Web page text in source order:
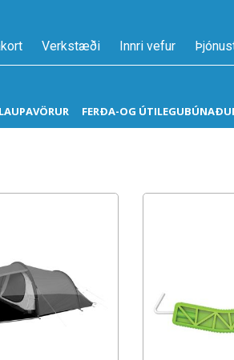
Verkstæði Innri vefur
FERÐA-OG